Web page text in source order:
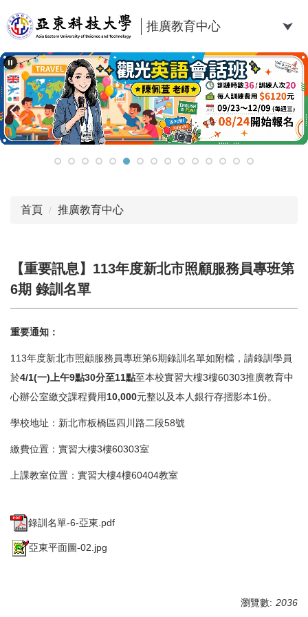
到
主
要
內
容
區
推廣教育中心
首頁 推廣教育中心
【重要訊息】113年度新北市照顧服務員專班第
6期 錄訓名單
重要通知：
113年度新北市照顧服務員專班第6期錄訓名單如附檔，請錄訓學員
於4/1(一)上午9點30分至11點至本校實習大樓3樓60303推廣教育中
心辦公室繳交課程費用10,000元整以及本人銀行存摺影本1份。
學校地址：新北市板橋區四川路二段58號
繳費位置：實習大樓3樓60303室
上課教室位置：實習大樓4樓60404教室
錄訓名單-6-亞東.pdf
亞東平面圖-02.jpg
瀏覽數: 2036